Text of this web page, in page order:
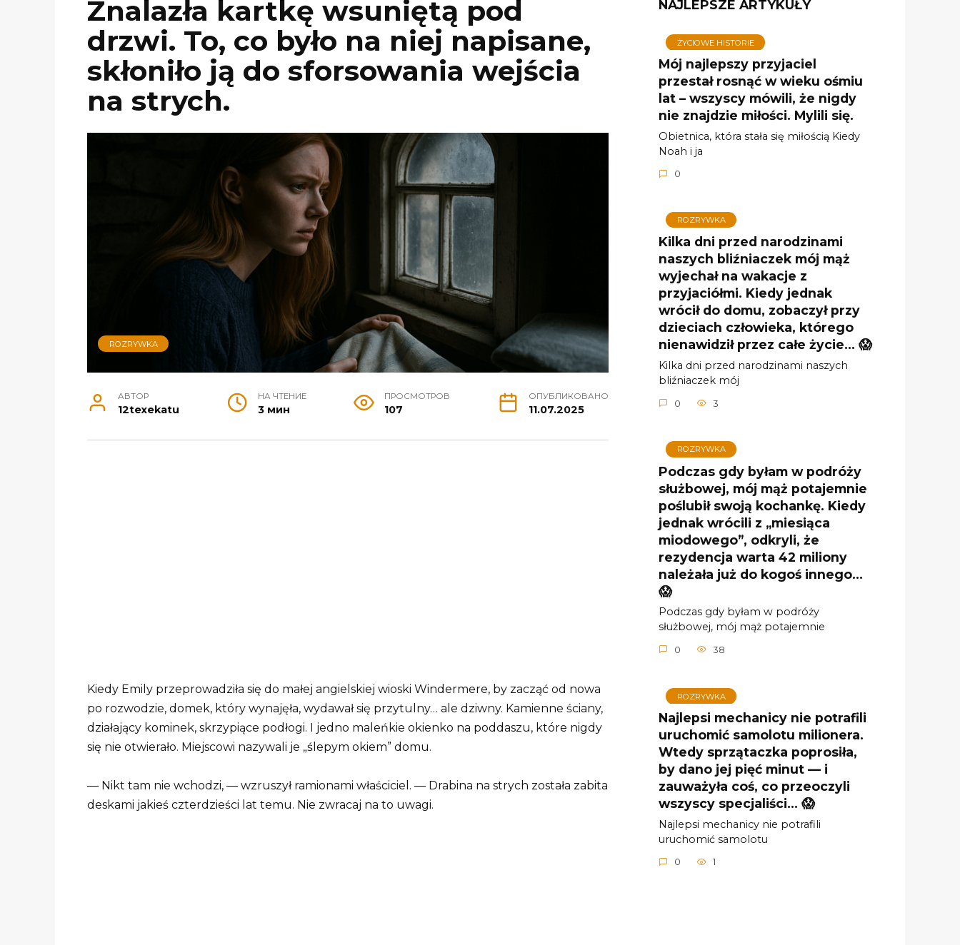
Znalazła kartkę wsuniętą pod
drzwi. To, co było na niej napisane,
skłoniło ją do sforsowania wejścia
na strych.
ROZRYWKA
АВТОР
12texekatu
НА ЧТЕНИЕ
3 мин
ПРОСМОТРОВ
107
ОПУБЛИКОВАНО
11.07.2025
Kiedy Emily przeprowadziła się do małej angielskiej wioski Windermere, by zacząć od nowa
po rozwodzie, domek, który wynajęła, wydawał się przytulny… ale dziwny. Kamienne ściany,
działający kominek, skrzypiące podłogi. I jedno maleńkie okienko na poddaszu, które nigdy
się nie otwierało. Miejscowi nazywali je „ślepym okiem” domu.
— Nikt tam nie wchodzi, — wzruszył ramionami właściciel. — Drabina na strych została zabita
deskami jakieś czterdzieści lat temu. Nie zwracaj na to uwagi.
NAJLEPSZE ARTYKUŁY
ŻYCIOWE HISTORIE
Mój najlepszy przyjaciel
przestał rosnąć w wieku ośmiu
lat – wszyscy mówili, że nigdy
nie znajdzie miłości. Mylili się.
Obietnica, która stała się miłością Kiedy
Noah i ja
0
ROZRYWKA
Kilka dni przed narodzinami
naszych bliźniaczek mój mąż
wyjechał na wakacje z
przyjaciółmi. Kiedy jednak
wrócił do domu, zobaczył przy
dzieciach człowieka, którego
nienawidził przez całe życie… 😱
Kilka dni przed narodzinami naszych
bliźniaczek mój
0 3
ROZRYWKA
Podczas gdy byłam w podróży
służbowej, mój mąż potajemnie
poślubił swoją kochankę. Kiedy
jednak wrócili z „miesiąca
miodowego”, odkryli, że
rezydencja warta 42 miliony
należała już do kogoś innego…
😱
Podczas gdy byłam w podróży
służbowej, mój mąż potajemnie
0 38
ROZRYWKA
Najlepsi mechanicy nie potrafili
uruchomić samolotu milionera.
Wtedy sprzątaczka poprosiła,
by dano jej pięć minut — i
zauważyła coś, co przeoczyli
wszyscy specjaliści… 😱
Najlepsi mechanicy nie potrafili
uruchomić samolotu
0 1